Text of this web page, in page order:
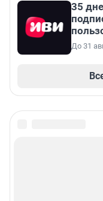
35
До 31